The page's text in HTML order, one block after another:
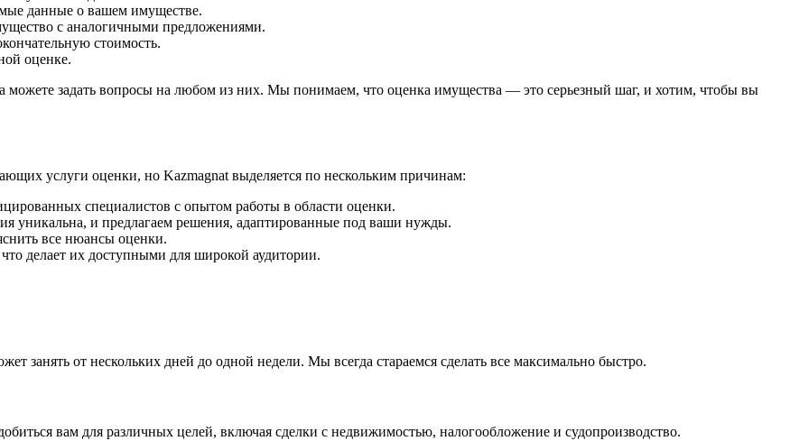
данные о вашем имуществе.
с аналогичными предложениями.
стоимость.
оценке.
можете задать вопросы на любом из них. Мы понимаем, что оценка имущества — это серьезный шаг, и хотим, чтобы вы
услуги оценки, но Kazmagnat выделяется по нескольким причинам:
специалистов с опытом работы в области оценки.
уникальна, и предлагаем решения, адаптированные под ваши нужды.
все нюансы оценки.
делает их доступными для широкой аудитории.
занять от нескольких дней до одной недели. Мы всегда стараемся сделать все максимально быстро.
вам для различных целей, включая сделки с недвижимостью, налогообложение и судопроизводство.